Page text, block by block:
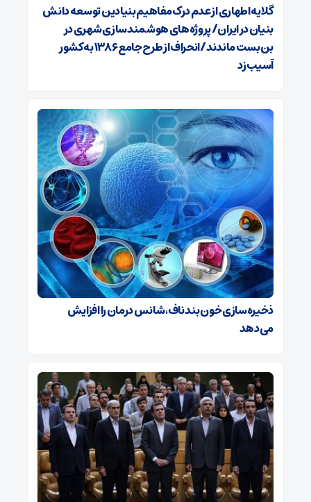
گلایه اطهاری از عدم درک مفاهیم بنیادین توسعه دانش
بنیان در ایران/ پروژه‌های هوشمندسازی شهری در
بن‌بست ماندند/انحراف از طرح جامع ۱۳۸۶ به کشور
آسیب زد
ذخیره‌سازی خون بند ناف، شانس درمان را افزایش
می‌دهد